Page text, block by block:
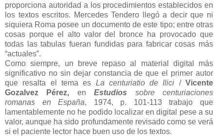
proporciona autoridad a los procedimientos establecidos en
los textos escritos. Mercedes Tendero llegó a decir que ni
siquiera Roma posee un documento de este tipo; entre otras
cosas porque el alto valor del bronce ha provocado que
todas las tabulas fueran fundidas para fabricar cosas más
“actuales”.
Como siempre, un breve repaso al material digital más
significativo no sin dejar constancia de que el primer autor
que resalta el tema es La centuriatio de Ilici /Vicente
Gozalvez Pérez, enEstudios sobre centuriaciones
romanas en España, 1974, p. 101-113 trabajo que
lamentablemente no he podido localizar en digital pese a su
valor, aunque ha sido profundamente revisado como se verá
si el paciente lector hace buen uso de los textos.